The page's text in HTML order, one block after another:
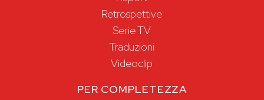
Retrospettive
Serie TV
Traduzioni
Videoclip
PER COMPLETEZZA